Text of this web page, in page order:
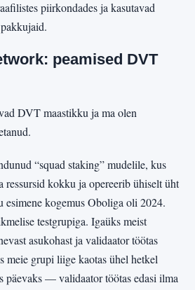
piirkondades ja kasutavad
peamised DVT
DVT maastikku ja ma olen
“squad staking” mudelile, kus
ressursid kokku ja opereerib ühiselt üht
kogemus Oboliga oli 2024.
testgrupiga. Igaüks meist
asukohast ja validaator töötas
meie grupi liige kaotas ühel hetkel
päevaks — validaator töötas edasi ilma